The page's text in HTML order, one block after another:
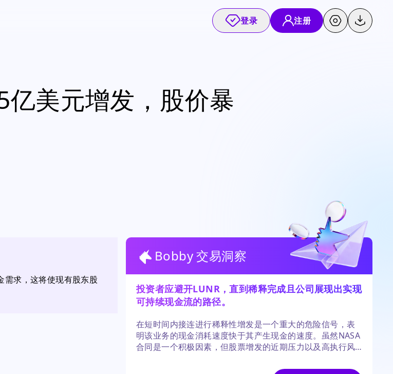
登录 注册
美元增发，股价暴
需求，这将使现有股东股
Bobby 交易洞察
投资者应避开LUNR，直到稀释完成且公司展现出实现
可持续现金流的路径。
在短时间内接连进行稀释性增发是一个重大的危险信号，表
明该业务的现金消耗速度快于其产生现金的速度。虽然NASA
合同是一个积极因素，但股票增发的近期压力以及高执行风